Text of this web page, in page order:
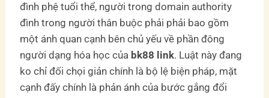
đình phệ tuổi thể, người trong domain authority
đình trong người thân buộc phải phải bao gồm
một ánh quan cạnh bên chủ yếu về phần đông
người dạng hóa học của bk88 link. Luật này đang
ko chỉ đối chọi giản chính là bộ lệ biện pháp, mặt
cạnh đấy chính là phản ánh của bước gắng đổi